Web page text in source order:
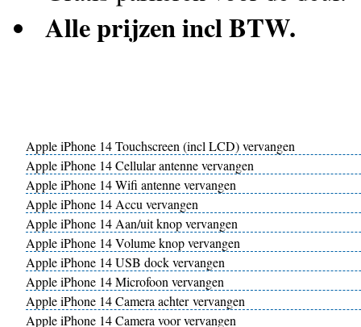
Alle prijzen incl BTW.
Apple iPhone 14 Touchscreen (incl LCD) vervangen
Apple iPhone 14 Cellular antenne vervangen
Apple iPhone 14 Wifi antenne vervangen
Apple iPhone 14 Accu vervangen
Apple iPhone 14 Aan/uit knop vervangen
Apple iPhone 14 Volume knop vervangen
Apple iPhone 14 USB dock vervangen
Apple iPhone 14 Microfoon vervangen
Apple iPhone 14 Camera achter vervangen
Apple iPhone 14 Camera voor vervangen